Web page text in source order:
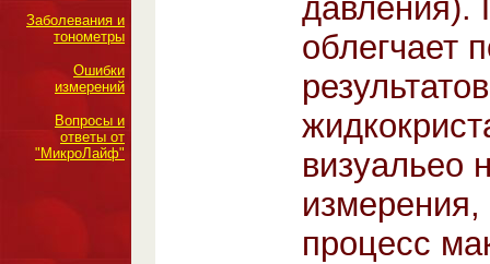
Заболевания и
тонометры
Ошибки
измерений
Вопросы и
ответы от
"МикроЛайф"
давления).
облегчает
визуальео
измерения,
процесс